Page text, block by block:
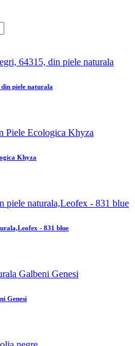
piele naturala
Khyza
- 831 blue
Genesi